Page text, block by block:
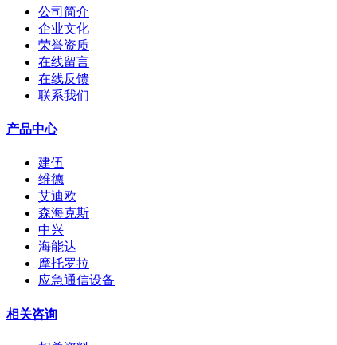
公司简介
企业文化
荣誉资质
在线留言
在线反馈
联系我们
产品中心
建伍
维德
艾迪欧
森海克斯
中兴
海能达
摩托罗拉
应急通信设备
相关咨询